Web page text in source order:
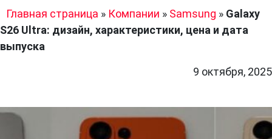
Главная страница » Компании » Samsung » Galaxy
S26 Ultra: дизайн, характеристики, цена и дата
выпуска
9 октября, 2025